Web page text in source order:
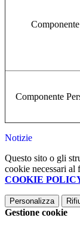
Componente
Notizie
Questo sito o gli
cookie necessari
COOKIE
Personalizza
Gestione cookie